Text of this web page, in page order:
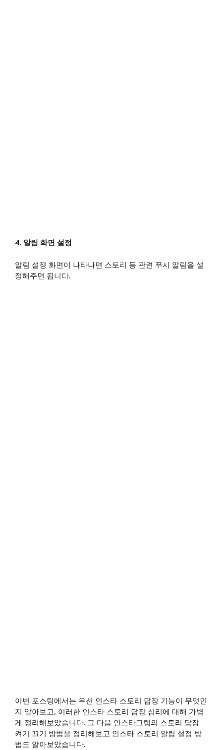
4. 알림 화면 설정
알림 설정 화면이 나타나면 스토리 등 관련 푸시 알림을 설
정해주면 됩니다.​
​이번 포스팅에서는 우선 인스타 스토리 답장 기능이 무엇인
지 알아보고, 이러한 인스타 스토리 답장 심리에 대해 가볍
게 정리해보았습니다. 그 다음 인스타그램의 스토리 답장
켜기 끄기 방법을 정리해보고 인스타 스토리 알림 설정 방
법도 알아보았습니다.